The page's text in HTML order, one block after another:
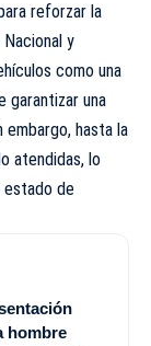
reforzar la
y
como una
garantizar una
embargo, hasta la
atendidas, lo
estado de
hombre